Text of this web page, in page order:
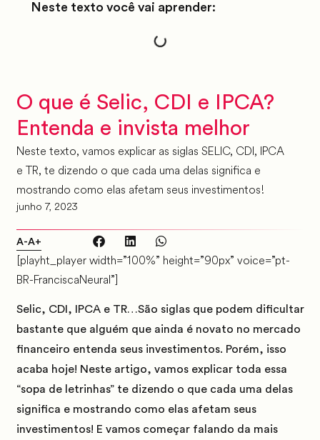
O que é Selic, CDI e IPCA?
Entenda e invista melhor
Neste texto, vamos explicar as siglas SELIC, CDI, IPCA
e TR, te dizendo o que cada uma delas significa e
mostrando como elas afetam seus investimentos!
junho 7, 2023
A-A+
[playht_player width=”100%” height=”90px” voice=”pt-
BR-FranciscaNeural”]
Selic, CDI, IPCA e TR…São siglas que podem dificultar
bastante que alguém que ainda é novato no mercado
financeiro entenda seus investimentos. Porém, isso
acaba hoje! Neste artigo, vamos explicar toda essa
“sopa de letrinhas” te dizendo o que cada uma delas
significa e mostrando como elas afetam seus
investimentos! E vamos começar falando da mais
Neste texto você vai aprender: